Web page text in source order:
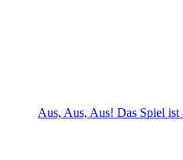
Aus, Aus, Aus! Das Spiel